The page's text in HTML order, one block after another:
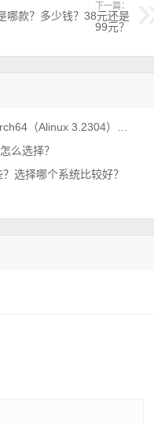
下一篇：
哪款？多少钱？38元还是
99元？
么选择？
选择哪个系统比较好？